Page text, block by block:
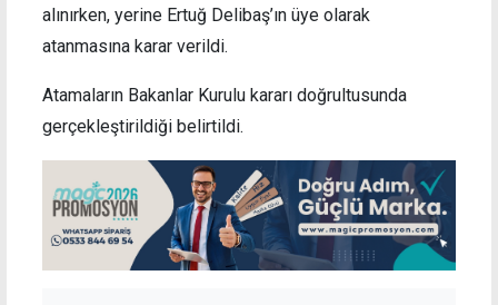
alınırken, yerine Ertuğ Delibaş’ın üye olarak
atanmasına karar verildi.
Atamaların Bakanlar Kurulu kararı doğrultusunda
gerçekleştirildiği belirtildi.